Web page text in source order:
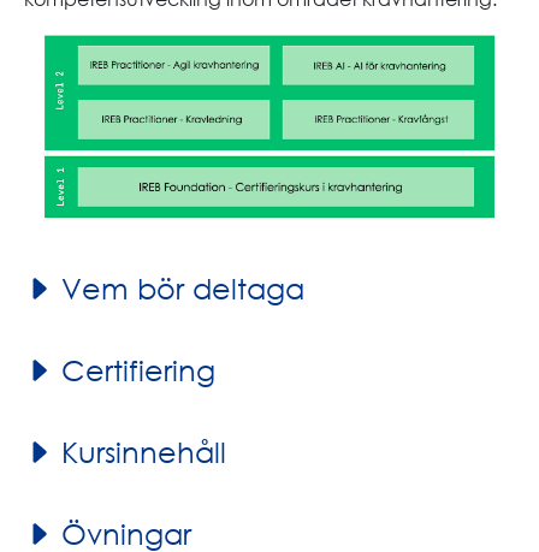
Vem bör deltaga
Certifiering
Kursinnehåll
Övningar